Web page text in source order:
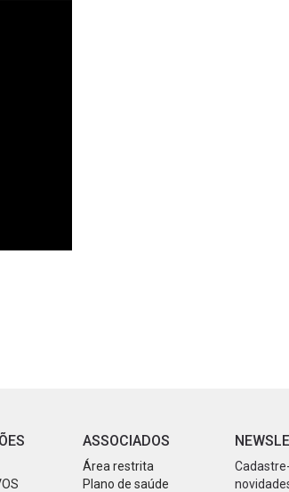
ASSOCIADOS
Área restrita
Plano de saúde